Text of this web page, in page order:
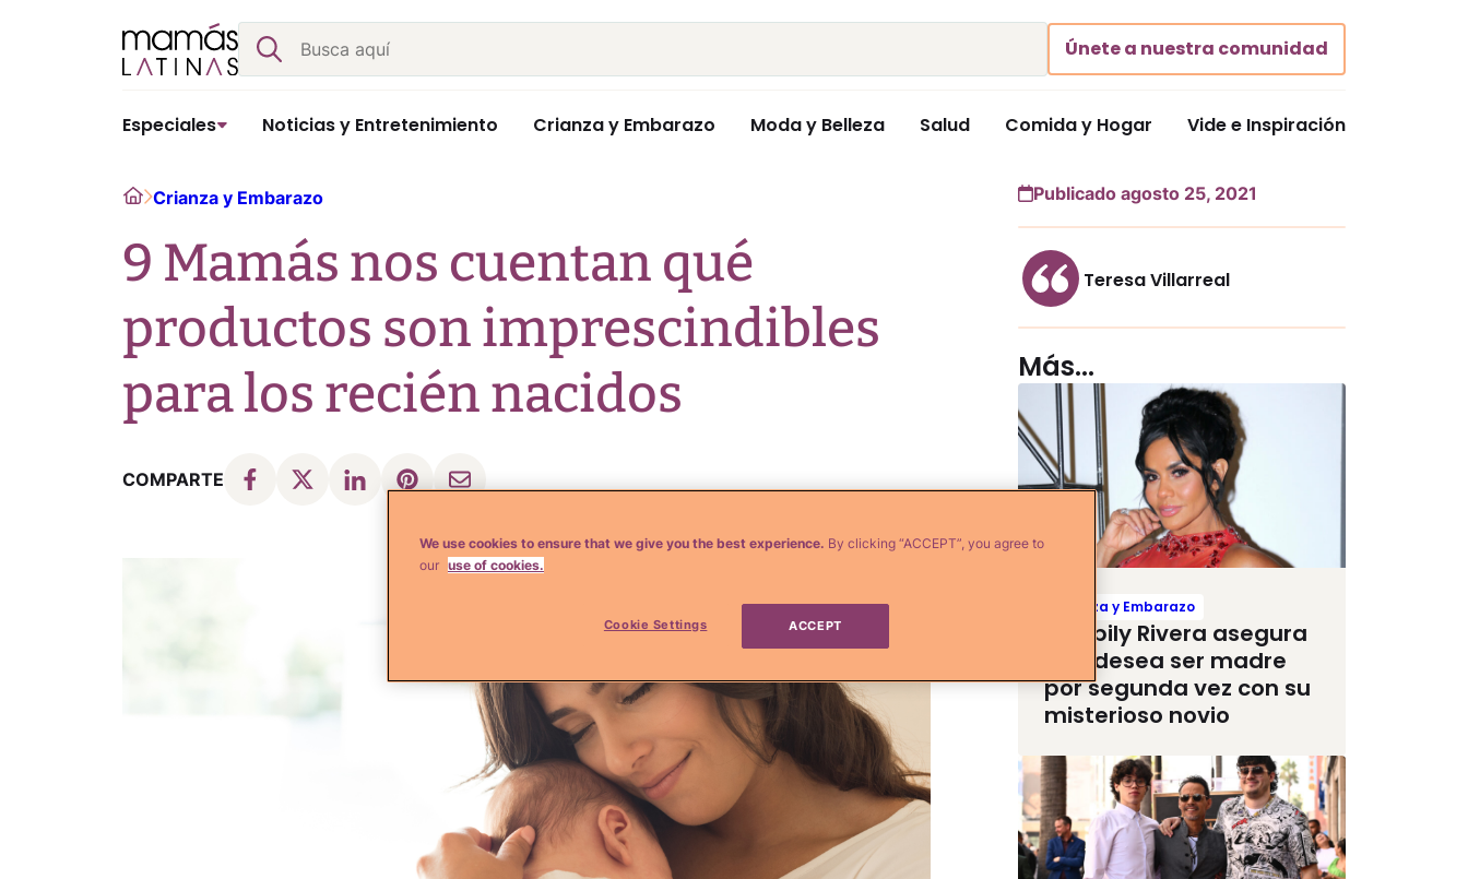
Buscar
Únete a nuestra comunidad
Especiales Noticias y Entretenimiento Crianza y Embarazo Moda y Belleza Salud Comida y Hogar Vide e Inspiración
HomeCrianza y Embarazo
9 Mamás nos cuentan qué
productos son imprescindibles
para los recién nacidos
COMPARTE
Publicado agosto 25, 2021
Teresa Villarreal
Más...
Crianza y Embarazo
Maripily Rivera asegura
que desea ser madre
por segunda vez con su
misterioso novio
We use cookies to ensure that we give you the best experience. By clicking “ACCEPT”, you agree to
our use of cookies.
Cookie Settings ACCEPT